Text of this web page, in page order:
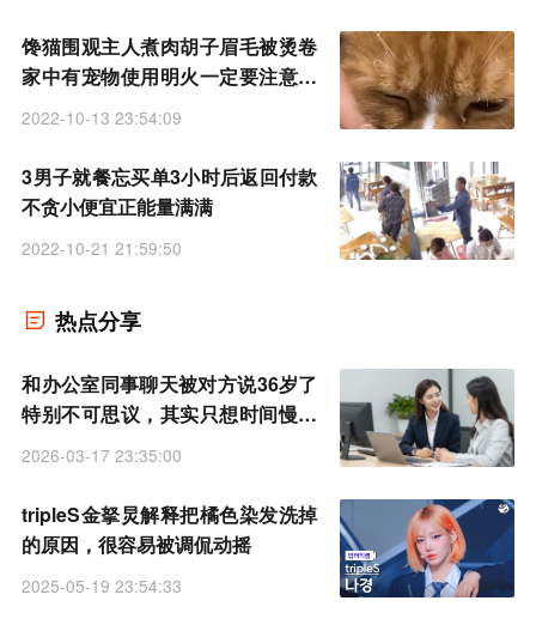
馋猫围观主人煮肉胡子眉毛被烫卷
家中有宠物使用明火一定要注意安
全
2022-10-13 23:54:09
3男子就餐忘买单3小时后返回付款
不贪小便宜正能量满满
2022-10-21 21:59:50
热点分享
和办公室同事聊天被对方说36岁了
特别不可思议，其实只想时间慢下
来
2026-03-17 23:35:00
tripleS金拏炅解释把橘色染发洗掉
的原因，很容易被调侃动摇
2025-05-19 23:54:33